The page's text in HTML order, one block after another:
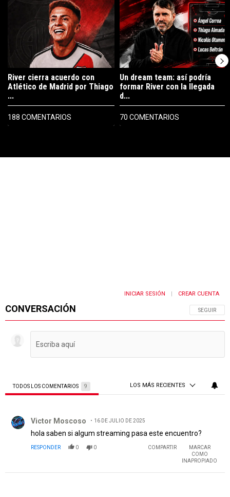
Un artículo de tendencia con el título "River cierra acuerdo con
River cierra acuerdo con
Atlético de Madrid por Thiago
...
188 COMENTARIOS
Un artículo de tendencia con el
Un dream team: así podría
formar River con la llegada
d...
70 COMENTARIOS
CONVERSACIÓN SIGA ESTA
SEGUIR
INICIAR SESIÓN CREAR CUENTA
TODOS LOS COMENTARIOS 9 LOS MÁS RECIENTES
Victor Moscoso 16 DE JULIO DE 2025
hola saben si algum streaming pasa este encuentro?
RESPONDER 0 0 COMPARTIR
MARCAR
COMO
INAPROPIADO